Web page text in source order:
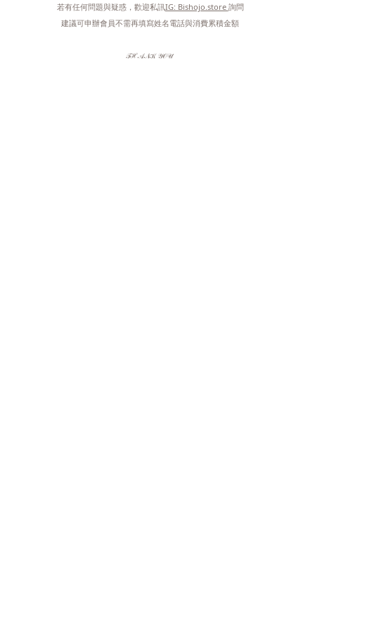
若有任何問題與疑惑，歡迎私訊IG: Bishojo.store 詢問
建議可申辦會員不需再填寫姓名電話與消費累積金額
𝒯ℋ𝒜𝒩𝒦 𝒴𝒪𝒰